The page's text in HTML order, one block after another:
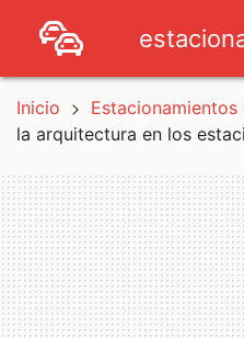
Inicio Estacionamientos
la arquitectura en los